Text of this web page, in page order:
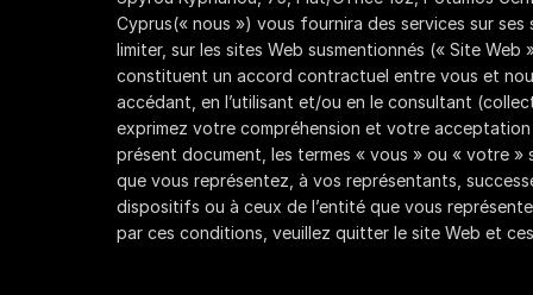
(« nous ») vous fournira des services sur ses
limiter, sur les sites Web susmentionnés (« Site
constituent un accord contractuel entre vous et
accédant, en l’utilisant et/ou en le consultant
exprimez votre compréhension et votre
présent document, les termes « vous » ou « votre
que vous représentez, à vos représentants,
dispositifs ou à ceux de l’entité que vous
par ces conditions, veuillez quitter le site Web et